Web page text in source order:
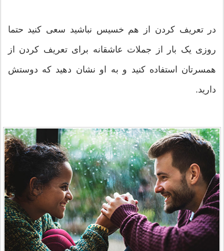
در تعریف کردن از هم خسیس نباشید سعی کنید حتما
روزی یک بار از جملات عاشقانه برای تعریف کردن از
همسرتان استفاده کنید و به او نشان دهید که دوستش
دارید.